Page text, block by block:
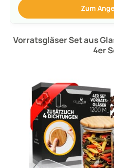
Zum
Vorratsgläser Set aus
4er